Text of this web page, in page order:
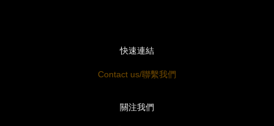
快速連結
Contact us/聯繫我們
關注我們